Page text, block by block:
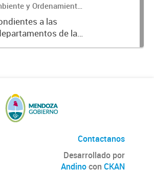
y Ordenamiento
a las
de la
Contactanos
Desarrollado por
Andinocon CKAN